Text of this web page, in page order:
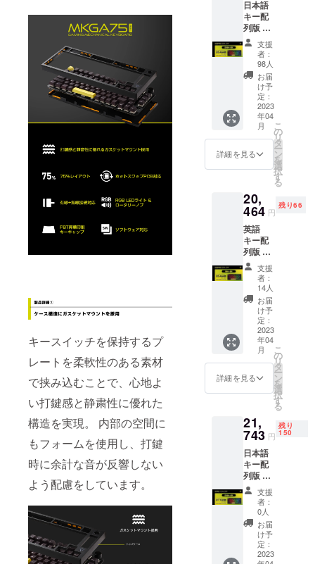
キースイッチを保持するプ
レートを柔軟性のある素材
で挟み込むことで、心地よ
い打鍵感と静粛性に優れた
構造を実現。 内部の空間に
もフォームを使用し、打鍵
時に余計な音が反響しない
よう配慮をしています。
日本語
キー配
列版 製
品本
体、
USB
Type-A
to Type-
Cケーブ
(1.6m)x
2.4GHz
無線用
USBド
ング
キー
キャッ
プ・
キース
イッチ
プラー
(一体
型)、 交
換用
キー
キャッ
(ESC、
スペー
ス)、
ユー
ザーズ
む)、
支援
者：
98人
お届
け予
定：
2023
年04
月
詳細を見る
こ
の
リ
タ
ー
ン
を
選
択
す
る
20,
464 円
残り66
英語
キー配
列版 製
品本
体、
USB
Type-A
to Type-
Cケーブ
(1.6m)x
2.4GHz
無線用
USBド
ング
キー
キャッ
プ・
キース
イッチ
プラー
(一体
型)、 交
換用
キー
キャッ
(ESC、
支援
者：
14人
お届
け予
定：
2023
年04
月
詳細を見る
こ
の
リ
タ
ー
ン
を
選
択
す
る
21,
743 円
残り
150
日本語
キー配
列版 製
品本
体、
USB
Type-A
to Type-
Cケーブ
支援
者：
0人
お届
け予
定：
2023